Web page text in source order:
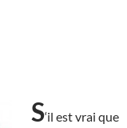
S‘il est vrai que